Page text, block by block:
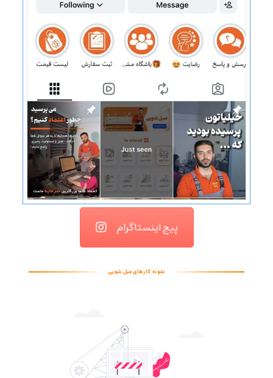
پیج اینستاگرام
نمونه کارهای مبل شویی